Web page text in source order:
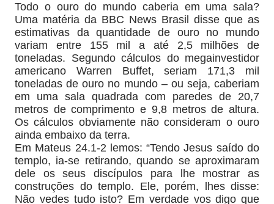
Todo o ouro do mundo caberia em uma sala?
Uma matéria da BBC News Brasil disse que as
estimativas da quantidade de ouro no mundo
variam entre 155 mil a até 2,5 milhões de
toneladas. Segundo cálculos do megainvestidor
americano Warren Buffet, seriam 171,3 mil
toneladas de ouro no mundo – ou seja, caberiam
em uma sala quadrada com paredes de 20,7
metros de comprimento e 9,8 metros de altura.
Os cálculos obviamente não consideram o ouro
ainda embaixo da terra.
Em Mateus 24.1-2 lemos: “Tendo Jesus saído do
templo, ia-se retirando, quando se aproximaram
dele os seus discípulos para lhe mostrar as
construções do templo. Ele, porém, lhes disse:
Não vedes tudo isto? Em verdade vos digo que